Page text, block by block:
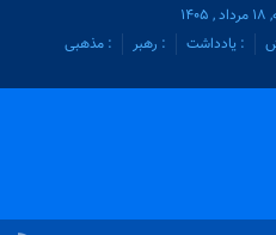
: یادداشت : رهبر
: مذهبی